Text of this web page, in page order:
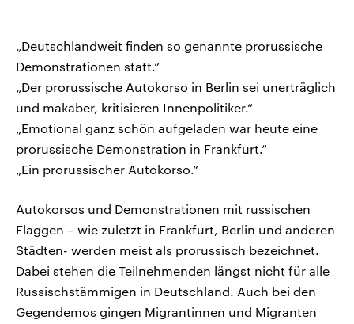
„Deutschlandweit finden so genannte prorussische
Demonstrationen statt.“
„Der prorussische Autokorso in Berlin sei unerträglich
und makaber, kritisieren Innenpolitiker.“
„Emotional ganz schön aufgeladen war heute eine
prorussische Demonstration in Frankfurt.“
„Ein prorussischer Autokorso.“
Autokorsos und Demonstrationen mit russischen
Flaggen – wie zuletzt in Frankfurt, Berlin und anderen
Städten- werden meist als prorussisch bezeichnet.
Dabei stehen die Teilnehmenden längst nicht für alle
Russischstämmigen in Deutschland. Auch bei den
Gegendemos gingen Migrantinnen und Migranten